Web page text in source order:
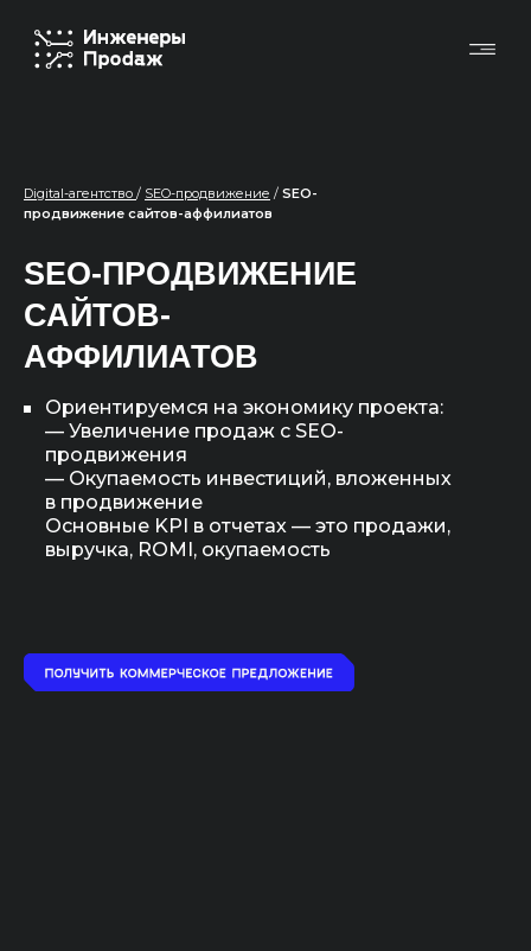
SEO-ПРОДВИЖЕНИЕ
САЙТОВ-
АФФИЛИАТОВ
Ориентируемся на экономику проекта:
— Увеличение продаж с SEO-
продвижения
— Окупаемость инвестиций, вложенных
в продвижение
Основные KPI в отчетах — это продажи,
выручка, ROMI, окупаемость
Digital-агентство / SEO-продвижение / SEO-
продвижение сайтов-аффилиатов